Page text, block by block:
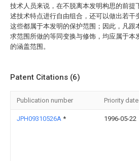
技术人员来说，在不脱离本发明构思的前提
述技术特点进行自由组合，还可以做出若干
这些都属于本发明的保护范围；因此，凡跟
求范围所做的等同变换与修饰，均应属于本
的涵盖范围。
Patent Citations (6)
Publication number Priority date
JPH09310526A * 1996-05-22